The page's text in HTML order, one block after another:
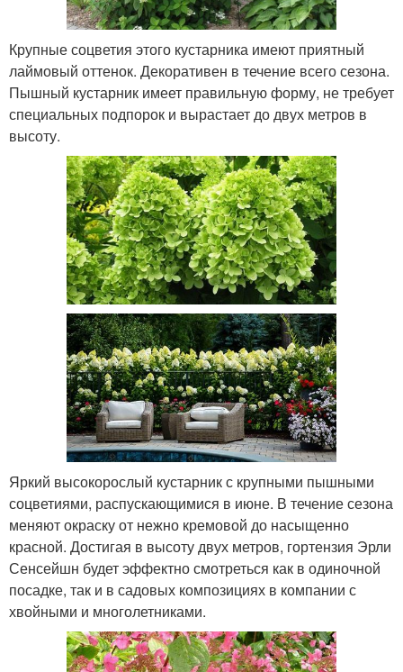
Крупные соцветия этого кустарника имеют приятный
лаймовый оттенок. Декоративен в течение всего сезона.
Пышный кустарник имеет правильную форму, не требует
специальных подпорок и вырастает до двух метров в
высоту.
Яркий высокорослый кустарник с крупными пышными
соцветиями, распускающимися в июне. В течение сезона
меняют окраску от нежно кремовой до насыщенно
красной. Достигая в высоту двух метров, гортензия Эрли
Сенсейшн будет эффектно смотреться как в одиночной
посадке, так и в садовых композициях в компании с
хвойными и многолетниками.